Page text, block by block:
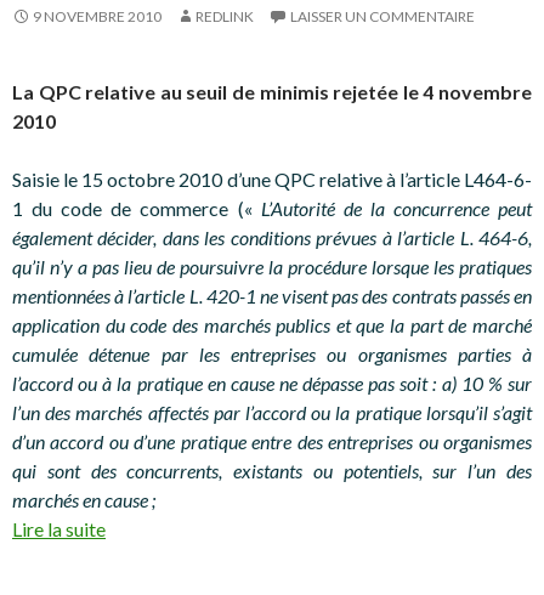
9 NOVEMBRE 2010 REDLINK LAISSER UN COMMENTAIRE
La QPC relative au seuil de minimis rejetée le 4 novembre
2010
Saisie le 15 octobre 2010 d’une QPC relative à l’article L464-6-
1 du code de commerce (« L’Autorité de la concurrence peut
également décider, dans les conditions prévues à l’article L. 464-6,
qu’il n’y a pas lieu de poursuivre la procédure lorsque les pratiques
mentionnées à l’article L. 420-1 ne visent pas des contrats passés en
application du code des marchés publics et que la part de marché
cumulée détenue par les entreprises ou organismes parties à
l’accord ou à la pratique en cause ne dépasse pas soit : a) 10 % sur
l’un des marchés affectés par l’accord ou la pratique lorsqu’il s’agit
d’un accord ou d’une pratique entre des entreprises ou organismes
qui sont des concurrents, existants ou potentiels, sur l’un des
marchés en cause ;
Lire la suite